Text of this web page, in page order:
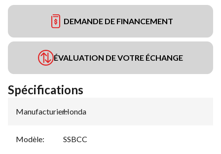
DEMANDE DE FINANCEMENT
ÉVALUATION DE VOTRE ÉCHANGE
Spécifications
Manufacturier:
Honda
Modèle: SSBCC